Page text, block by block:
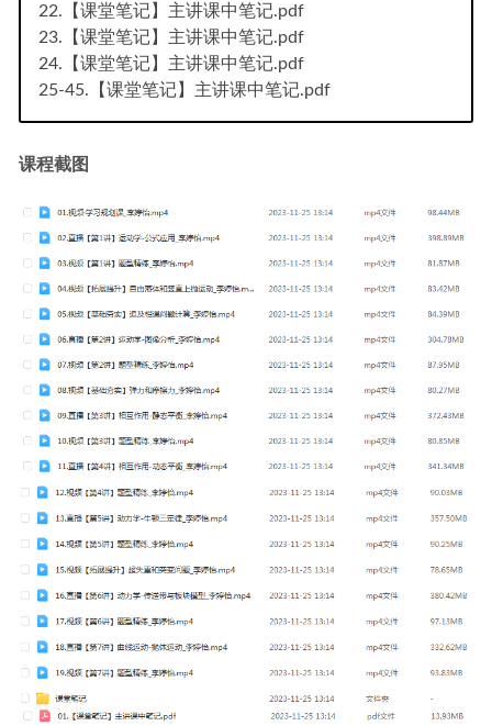
22.【课堂笔记】主讲课中笔记.pdf
23.【课堂笔记】主讲课中笔记.pdf
24.【课堂笔记】主讲课中笔记.pdf
25-45.【课堂笔记】主讲课中笔记.pdf
课程截图